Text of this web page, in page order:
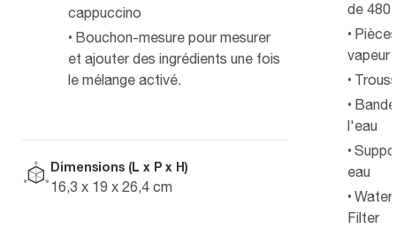
cappuccino
Bouchon-mesure pour mesurer
et ajouter des ingrédients une fois
le mélange activé.
Dimensions (L x P x H)
16,3 x 19 x 26,4 cm
de 480
vapeur
l'eau
eau
Water
Filter